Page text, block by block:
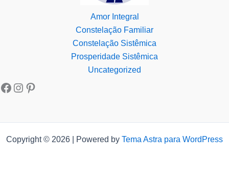
Amor Integral
Constelação Familiar
Constelação Sistêmica
Prosperidade Sistêmica
Uncategorized
Copyright © 2026 | Powered by Tema Astra para WordPress